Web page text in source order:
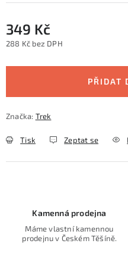
349 Kč
288 Kč bez DPH
PŘIDAT
Značka: Trek
Tisk Zeptat se
Kamenná prodejna
Máme vlastní kamennou
prodejnu v Českém Těšíně.